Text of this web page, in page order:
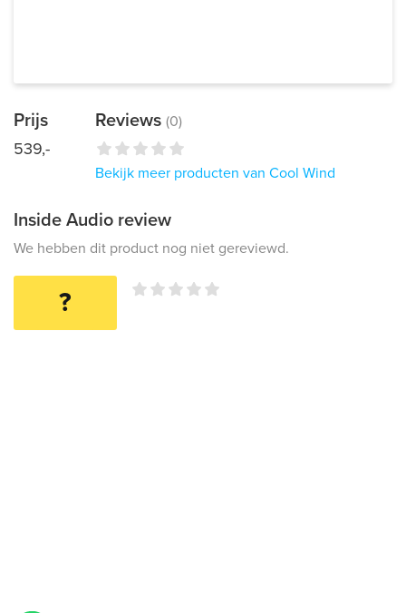
Prijs
539,-
Reviews (0)
Bekijk meer producten van Cool Wind
Inside Audio review
We hebben dit product nog niet gereviewd.
?